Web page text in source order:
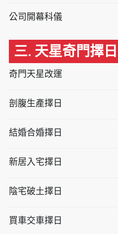
公司開幕科儀
三. 天星奇門擇日
奇門天星改運
剖腹生產擇日
結婚合婚擇日
新居入宅擇日
陰宅破土擇日
買車交車擇日